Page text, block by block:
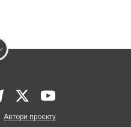
Автори проєкту